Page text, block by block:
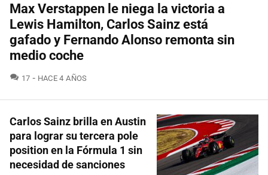
Max Verstappen le niega la victoria a
Lewis Hamilton, Carlos Sainz está
gafado y Fernando Alonso remonta sin
medio coche
17 COMENTARIOS
HACE 4 AÑOS
Carlos Sainz brilla en Austin
para lograr su tercera pole
position en la Fórmula 1 sin
necesidad de sanciones